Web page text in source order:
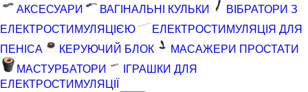
АКСЕСУАРИ
ВАГІНАЛЬНІ КУЛЬКИ
ВІБРАТОРИ З
ЕЛЕКТРОСТИМУЛЯЦІЄЮ
ЕЛЕКТРОСТИМУЛЯЦІЯ ДЛЯ
ПЕНІСА
КЕРУЮЧИЙ БЛОК
МАСАЖЕРИ ПРОСТАТИ
МАСТУРБАТОРИ
ІГРАШКИ ДЛЯ
ЕЛЕКТРОСТИМУЛЯЦІЇ